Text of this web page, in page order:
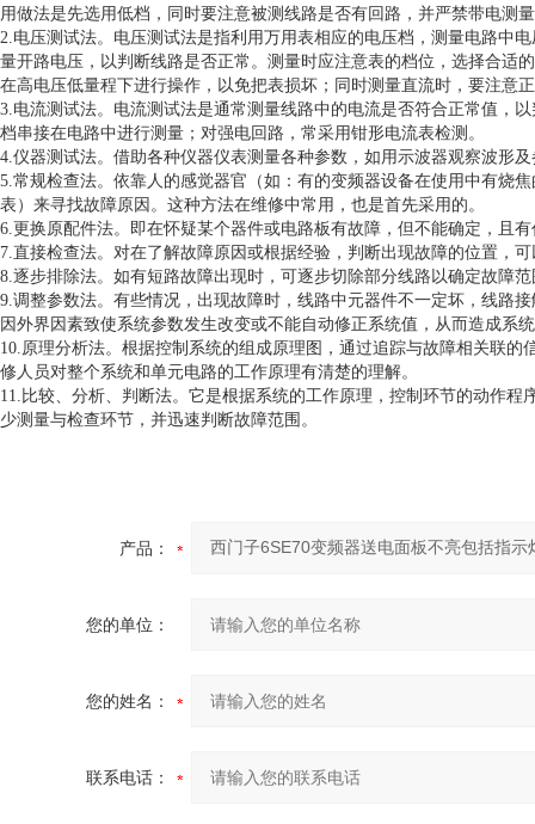
用做法是先选用低档，同时要注意被测线路是否有回路，并严禁带电测
2.电压测试法。电压测试法是指利用万用表相应的电压档，测量电路中
量开路电压，以判断线路是否正常。测量时应注意表的档位，选择合适
在高电压低量程下进行操作，以免把表损坏；同时测量直流时，要注意
3.电流测试法。电流测试法是通常测量线路中的电流是否符合正常值，
档串接在电路中进行测量；对强电回路，常采用钳形电流表检测。
4.仪器测试法。借助各种仪器仪表测量各种参数，如用示波器观察波形
5.常规检查法。依靠人的感觉器官（如：有的变频器设备在使用中有烧
表）来寻找故障原因。这种方法在维修中常用，也是首先采用的。
6.更换原配件法。即在怀疑某个器件或电路板有故障，但不能确定，且
7.直接检查法。对在了解故障原因或根据经验，判断出现故障的位置，
8.逐步排除法。如有短路故障出现时，可逐步切除部分线路以确定故障
9.调整参数法。有些情况，出现故障时，线路中元器件不一定坏，线路
因外界因素致使系统参数发生改变或不能自动修正系统值，从而造成系
10.原理分析法。根据控制系统的组成原理图，通过追踪与故障相关联
修人员对整个系统和单元电路的工作原理有清楚的理解。
11.比较、分析、判断法。它是根据系统的工作原理，控制环节的动作
少测量与检查环节，并迅速判断故障范围。
产品：
您的单位：
您的姓名：
联系电话：